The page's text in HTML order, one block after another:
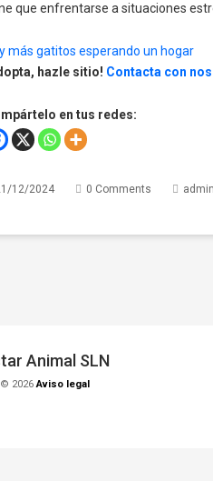
que enfrentarse a situaciones
más gatitos esperando un hogar
hazle sitio! Contacta con
en tus redes:
12/2024 0 Comments admin
Animal SLN
© 2026Aviso legal